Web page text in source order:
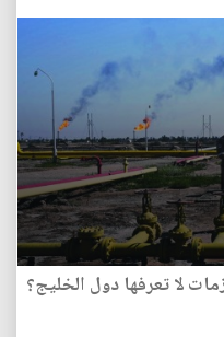
لا تعرفها دول الخليج؟